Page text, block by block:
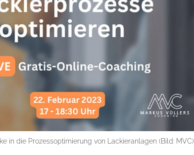
in die Prozessoptimierung von Lackieranlagen (Bild: MVC)